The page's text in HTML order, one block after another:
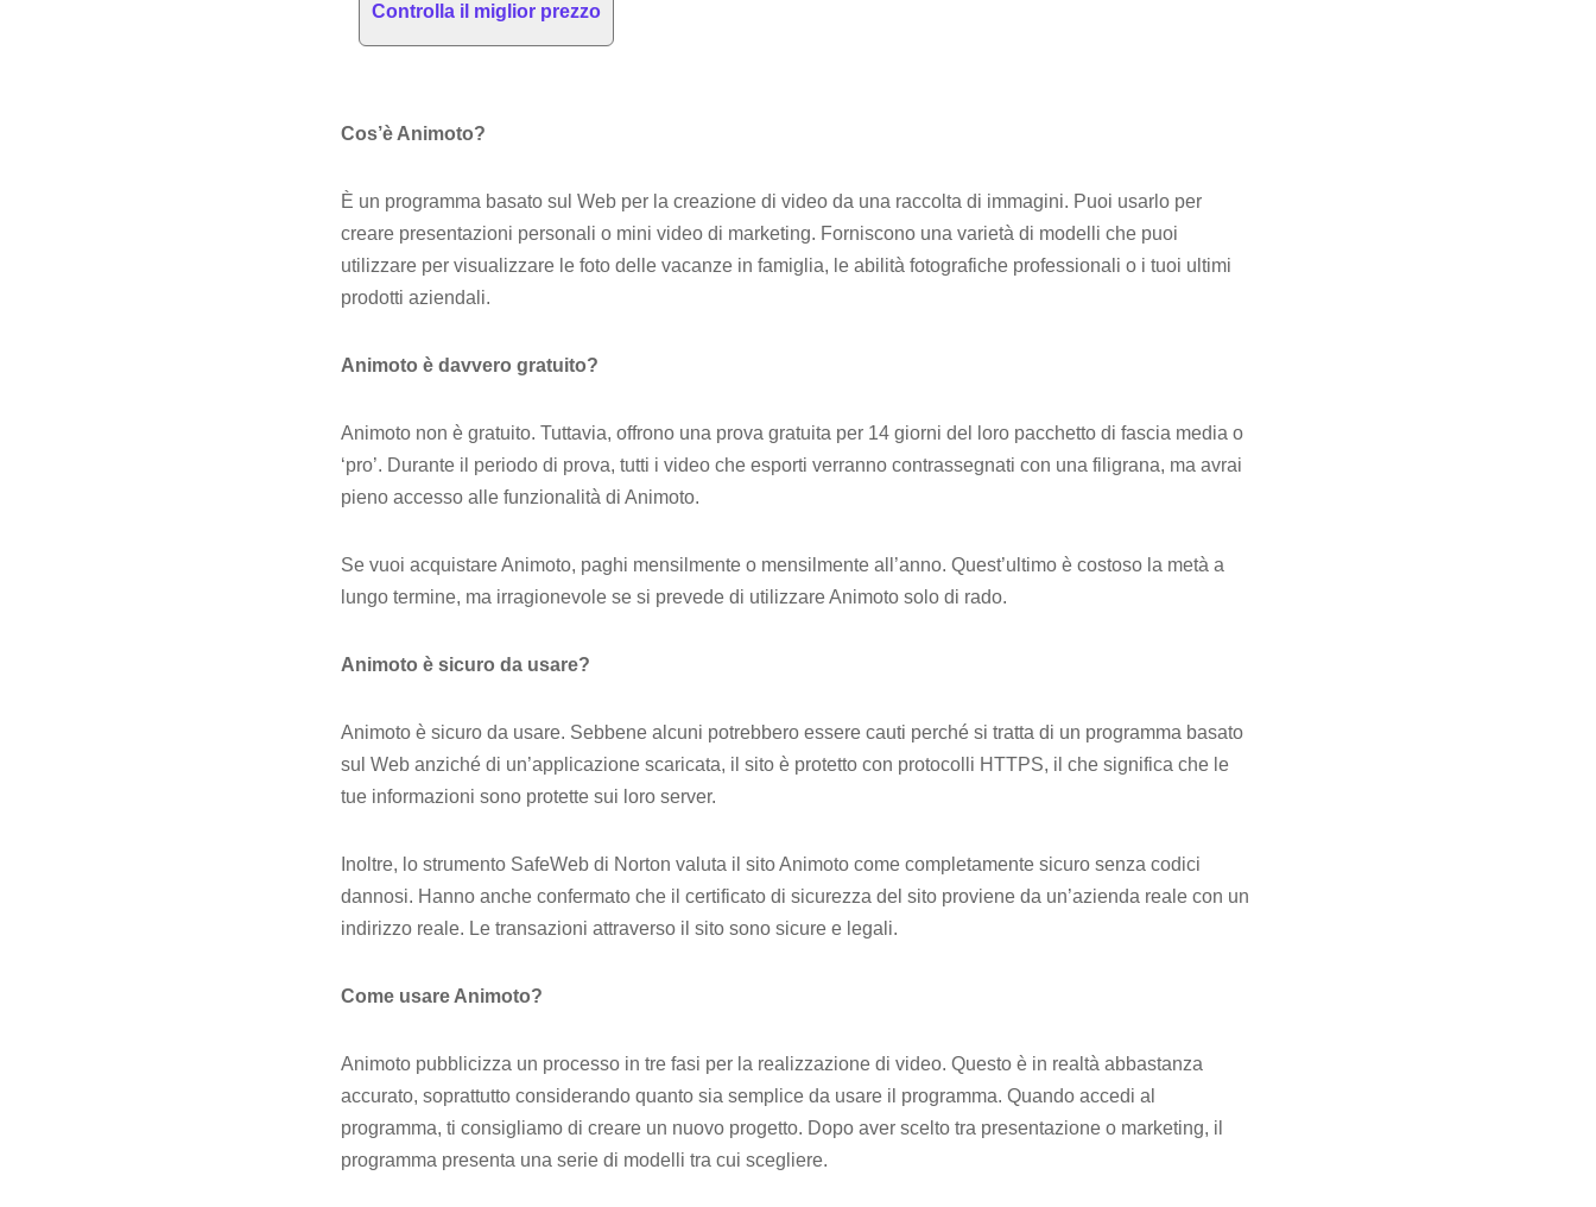
Controlla il miglior prezzo
Cos’è Animoto?
È un programma basato sul Web per la creazione di video da una raccolta di immagini. Puoi usarlo per
creare presentazioni personali o mini video di marketing. Forniscono una varietà di modelli che puoi
utilizzare per visualizzare le foto delle vacanze in famiglia, le abilità fotografiche professionali o i tuoi ultimi
prodotti aziendali.
Animoto è davvero gratuito?
Animoto non è gratuito. Tuttavia, offrono una prova gratuita per 14 giorni del loro pacchetto di fascia media o
‘pro’. Durante il periodo di prova, tutti i video che esporti verranno contrassegnati con una filigrana, ma avrai
pieno accesso alle funzionalità di Animoto.
Se vuoi acquistare Animoto, paghi mensilmente o mensilmente all’anno. Quest’ultimo è costoso la metà a
lungo termine, ma irragionevole se si prevede di utilizzare Animoto solo di rado.
Animoto è sicuro da usare?
Animoto è sicuro da usare. Sebbene alcuni potrebbero essere cauti perché si tratta di un programma basato
sul Web anziché di un’applicazione scaricata, il sito è protetto con protocolli HTTPS, il che significa che le
tue informazioni sono protette sui loro server.
Inoltre, lo strumento SafeWeb di Norton valuta il sito Animoto come completamente sicuro senza codici
dannosi. Hanno anche confermato che il certificato di sicurezza del sito proviene da un’azienda reale con un
indirizzo reale. Le transazioni attraverso il sito sono sicure e legali.
Come usare Animoto?
Animoto pubblicizza un processo in tre fasi per la realizzazione di video. Questo è in realtà abbastanza
accurato, soprattutto considerando quanto sia semplice da usare il programma. Quando accedi al
programma, ti consigliamo di creare un nuovo progetto. Dopo aver scelto tra presentazione o marketing, il
programma presenta una serie di modelli tra cui scegliere.